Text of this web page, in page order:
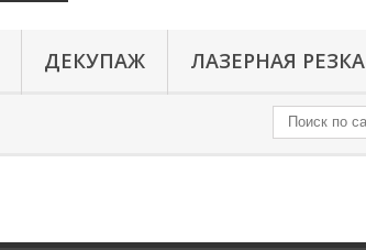
ДЕКУПАЖ ЛАЗЕРНАЯ РЕЗКА